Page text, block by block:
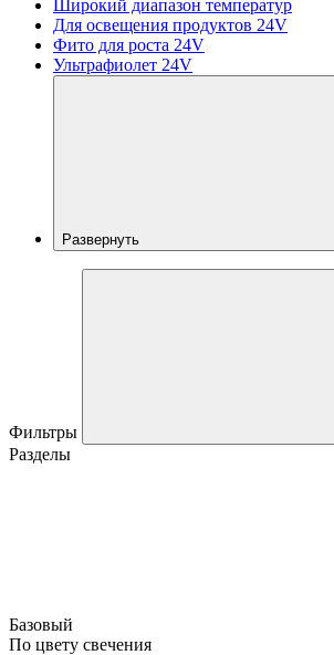
Широкий диапазон температур
Для освещения продуктов 24V
Фито для роста 24V
Ультрафиолет 24V
Развернуть
Фильтры
Разделы
Базовый
По цвету свечения